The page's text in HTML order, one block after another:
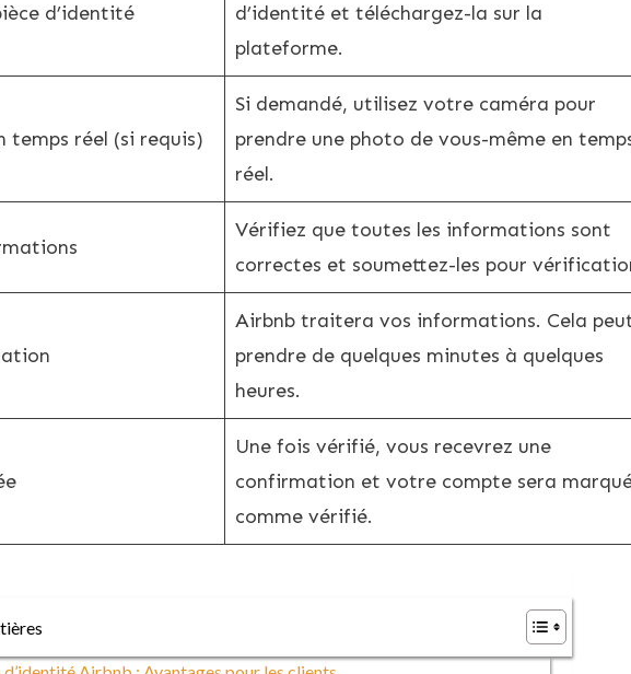
d’identité
d’identité et téléchargez-la sur la
plateforme.
temps réel (si requis)
Si demandé, utilisez votre caméra pour
prendre une photo de vous-même en
réel.
Vérifiez que toutes les informations sont
correctes et soumettez-les pour
Airbnb traitera vos informations. Cela
prendre de quelques minutes à quelques
heures.
Une fois vérifié, vous recevrez une
confirmation et votre compte sera
comme vérifié.